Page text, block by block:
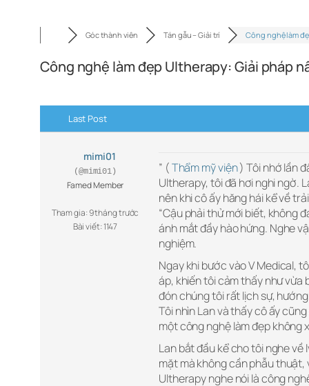
Góc thành viên Tán gẫu – Giải trí Công nghệ làm
Công nghệ làm đẹp Ultherapy: Giải pháp
Last Post
mimi01
(@mimi01)
Famed Member
Tham gia: 9 tháng trước
Bài viết: 1147
” (Thẩm mỹ viện) Tôi nhớ lần
Ultherapy, tôi đã hơi nghi ngờ.
nên khi cô ấy hăng hái kể về
“Cậu phải thử mới biết, không
ánh mắt đầy hào hứng. Nghe
nghiệm.
Ngay khi bước vào V Medical,
áp, khiến tôi cảm thấy như vừa
đón chúng tôi rất lịch sự,
Tôi nhìn Lan và thấy cô ấy
một công nghệ làm đẹp không
Lan bắt đầu kể cho tôi nghe về
mặt mà không cần phẫu thuật,
Ultherapy nghe nói là công